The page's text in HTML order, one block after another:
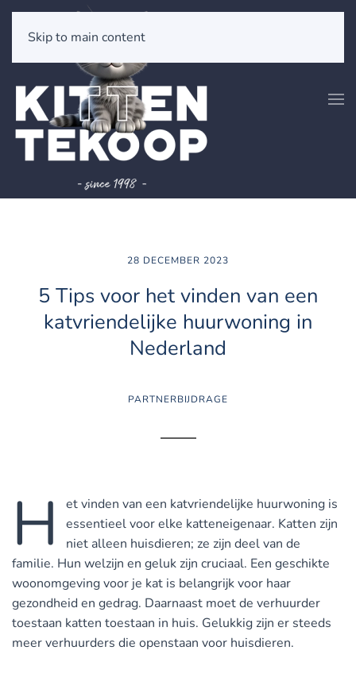
Skip to main content
28 DECEMBER 2023
5 Tips voor het vinden van een
katvriendelijke huurwoning in
Nederland
PARTNERBIJDRAGE
H
et vinden van een katvriendelijke huurwoning is
essentieel voor elke katteneigenaar. Katten zijn
niet alleen huisdieren; ze zijn deel van de
familie. Hun welzijn en geluk zijn cruciaal. Een geschikte
woonomgeving voor je kat is belangrijk voor haar
gezondheid en gedrag. Daarnaast moet de verhuurder
toestaan katten toestaan in huis. Gelukkig zijn er steeds
meer verhuurders die openstaan voor huisdieren.